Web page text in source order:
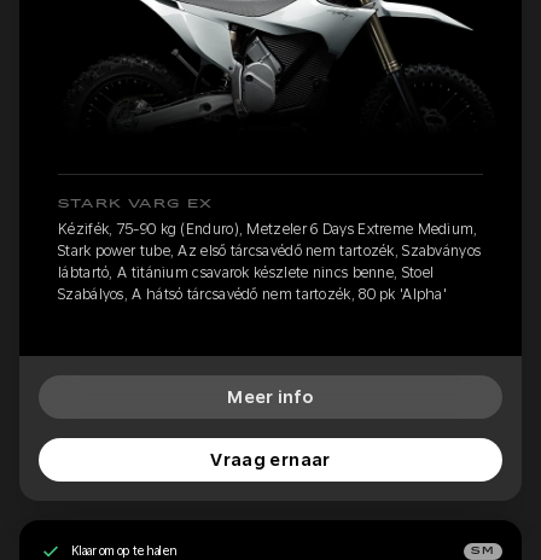
STARK VARG EX
Kézifék, 75-90 kg (Enduro), Metzeler 6 Days Extreme Medium,
Stark power tube, Az első tárcsavédő nem tartozék, Szabványos
lábtartó, A titánium csavarok készlete nincs benne, Stoel
Szabályos, A hátsó tárcsavédő nem tartozék, 80 pk 'Alpha'
Meer info
Vraag ernaar
Klaar om op te halen SM